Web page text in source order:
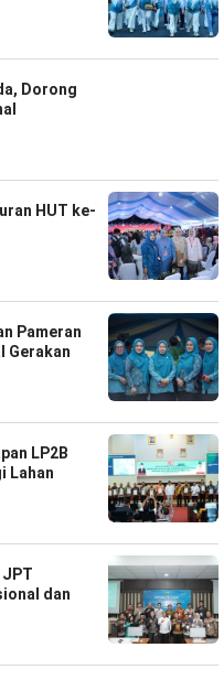
Dorong
HUT ke-
Pameran
Gerakan
LP2B
Lahan
JPT
dan